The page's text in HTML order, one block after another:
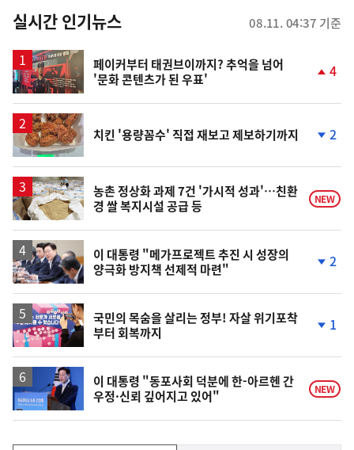
뉴
스
실시간 인기뉴스 08.11. 04:37 기준
페이커부터 태권브이까지? 추억을 넘어
'문화 콘텐츠가 된 우표'
계
4
치킨 '용량꼼수' 직접 재보고 제보하기까지
계
락
2
농촌 정상화 과제 7건 '가시적 성과'…친환
경 쌀 복지시설 공급 등
NEW
이 대통령 "메가프로젝트 추진 시 성장의
양극화 방지책 선제적 마련"
계
2
국민의 목숨을 살리는 정부! 자살 위기포착
부터 회복까지
계
락
1
이 대통령 "동포사회 덕분에 한-아르헨 간
우정·신뢰 깊어지고 있어"
NEW